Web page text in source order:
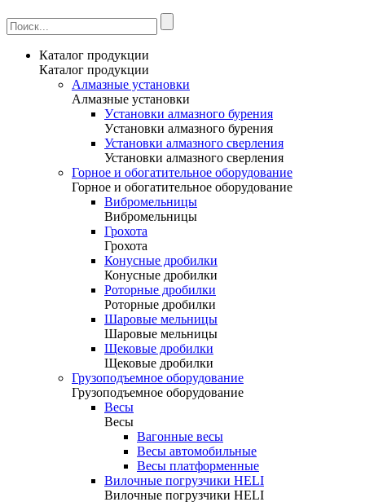
Каталог продукции
Каталог продукции
Алмазные установки
Алмазные установки
Уcтановки алмазного бурения
Уcтановки алмазного бурения
Установки алмазного сверления
Установки алмазного сверления
Горное и обогатительное оборудование
Горное и обогатительное оборудование
Вибромельницы
Вибромельницы
Грохота
Грохота
Конусные дробилки
Конусные дробилки
Роторные дробилки
Роторные дробилки
Шаровые мельницы
Шаровые мельницы
Щековые дробилки
Щековые дробилки
Грузоподъемное оборудование
Грузоподъемное оборудование
Весы
Весы
Вагонные весы
Весы автомобильные
Весы платформенные
Вилочные погрузчики HELI
Вилочные погрузчики HELI